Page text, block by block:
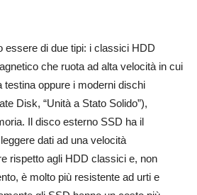
essere di due tipi: i classici HDD
che ruota ad alta velocità in cui
testina oppure i moderni dischi
Disk, “Unità a Stato Solido”),
Il disco esterno SSD ha il
dati ad una velocità
rispetto agli HDD classici e, non
è molto più resistente ad urti e